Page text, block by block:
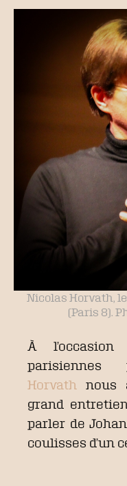
Nicolas Horvath,
(Paris 8).
À
parisiennes
Horvath nous
grand
parler de
coulisses d’un